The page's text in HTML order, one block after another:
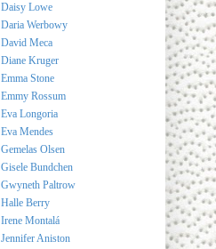
Daisy Lowe
Daria Werbowy
David Meca
Diane Kruger
Emma Stone
Emmy Rossum
Eva Longoria
Eva Mendes
Gemelas Olsen
Gisele Bundchen
Gwyneth Paltrow
Halle Berry
Irene Montalá
Jennifer Aniston